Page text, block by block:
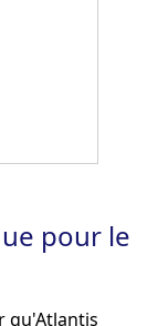
pour le
qu'Atlantis